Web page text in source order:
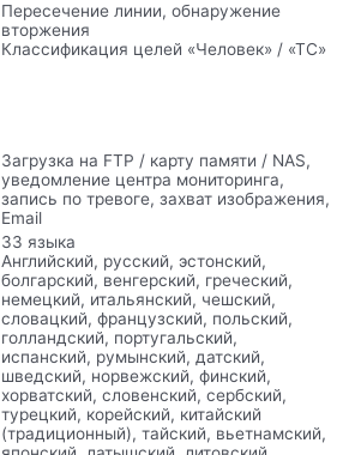
Пересечение линии, обнаружение
вторжения
Классификация целей «Человек» / «ТС»
Загрузка на FTP / карту памяти / NAS,
уведомление центра мониторинга,
запись по тревоге, захват изображения,
Email
33 языка
Английский, русский, эстонский,
болгарский, венгерский, греческий,
немецкий, итальянский, чешский,
словацкий, французский, польский,
голландский, португальский,
испанский, румынский, датский,
шведский, норвежский, финский,
хорватский, словенский, сербский,
турецкий, корейский, китайский
(традиционный), тайский, вьетнамский,